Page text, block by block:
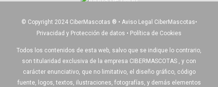
© Copyright 2024 CiberMascotas ® • Aviso Legal CiberMascotas•
Privacidad y Protección de datos • Política de Cookies
Todos los contenidos de esta web, salvo que se indique lo contrario,
son titularidad exclusiva de la empresa CIBERMASCOTAS , y con
carácter enunciativo, que no limitativo, el diseño gráfico, código
fuente, logos, textos, ilustraciones, fotografías, y demás elementos